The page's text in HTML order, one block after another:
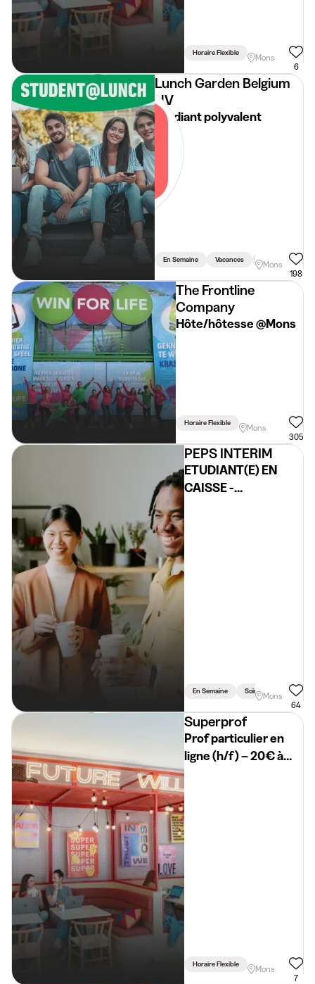
Horaire Flexible
Mons
6
Lunch Garden Belgium
NV
Etudiant polyvalent
En Semaine Vacances Weekend
Mons
198
The Frontline
Company
Hôte/hôtesse @Mons
Horaire Flexible
Mons
305
PEPS INTERIM
ETUDIANT(E) EN
CAISSE -
JOURS
En Semaine Soir Weekend
Mons
64
Superprof
Prof particulier en
ligne (h/f) – 20€ à
50€/h
Horaire Flexible
Mons
7